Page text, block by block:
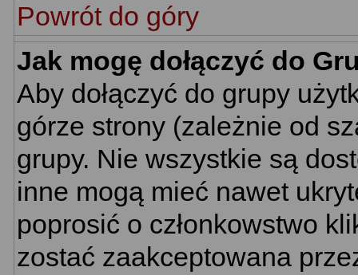
Powrót do góry
Jak mogę dołączyć do
Aby dołączyć do grupy
górze strony (zależnie od
grupy. Nie wszystkie są
inne mogą mieć nawet
poprosić o członkowstwo
zostać zaakceptowana